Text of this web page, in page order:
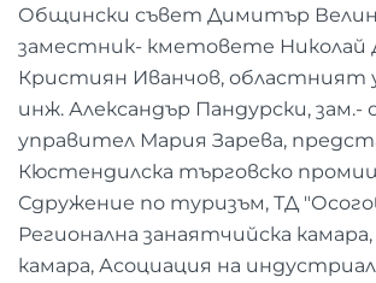
Общински съвет Димитър
заместник- кметовете Николай
Кристиян Иванчов, областният
инж. Александър Пандурски,
управител Мария Зарева,
Кюстендилска търговско
Сдружение по туризъм, ТД
Регионална занаятчийска
камара, Асоциация на